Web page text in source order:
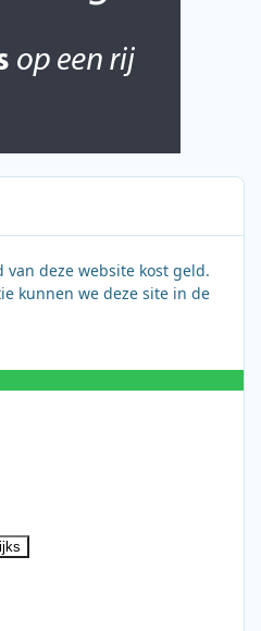
deze website kost geld.
kunnen we deze site in de